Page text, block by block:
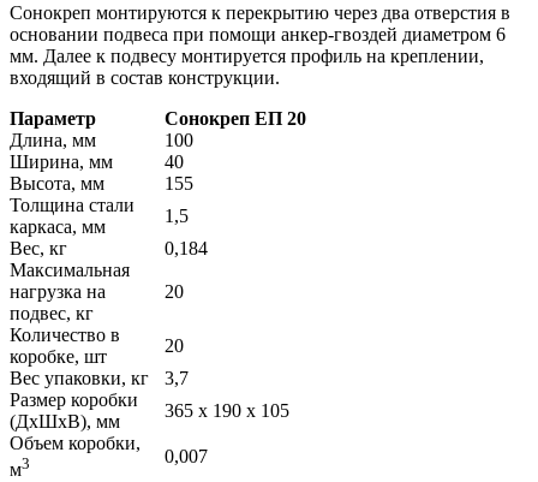
Сонокреп монтируются к перекрытию через два отверстия в
основании подвеса при помощи анкер-гвоздей диаметром 6
мм. Далее к подвесу монтируется профиль на креплении,
входящий в состав конструкции.
Параметр
Сонокреп ЕП 20
Длина, мм
100
Ширина, мм
40
Высота, мм
155
Толщина стали
каркаса, мм
1,5
Вес, кг
0,184
Максимальная
нагрузка на
подвес, кг
20
Количество в
коробке, шт
20
Вес упаковки, кг
3,7
Размер коробки
(ДхШхВ), мм
365 х 190 х 105
Объем коробки,
м3 0,007